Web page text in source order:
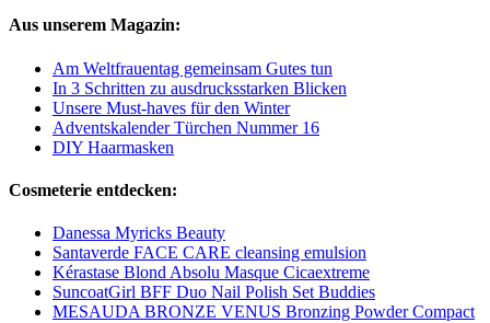
Aus unserem Magazin:
Am Weltfrauentag gemeinsam Gutes tun
In 3 Schritten zu ausdrucksstarken Blicken
Unsere Must-haves für den Winter
Adventskalender Türchen Nummer 16
DIY Haarmasken
Cosmeterie entdecken:
Danessa Myricks Beauty
Santaverde FACE CARE cleansing emulsion
Kérastase Blond Absolu Masque Cicaextreme
SuncoatGirl BFF Duo Nail Polish Set Buddies
MESAUDA BRONZE VENUS Bronzing Powder Compact